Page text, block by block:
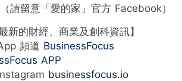
（請留意「愛的家」官方 Facebook）
新的財經、商業及創科資訊】
頻道 BusinessFocus
APP
businessfocus.io